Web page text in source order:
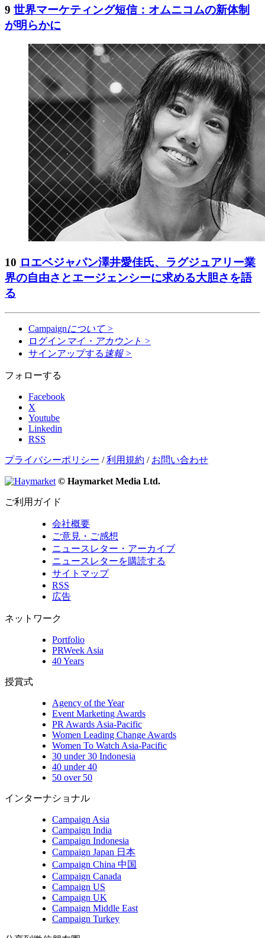
9 世界マーケティング短信：オムニコムの新体制
が明らかに
10 ロエベジャパン澤井愛佳氏、ラグジュアリー業
界の自由さとエージェンシーに求める大胆さを語
る
Campaignについて >
ログイン マイ・アカウント >
サインアップする 速報 >
フォローする
Facebook
X
Youtube
Linkedin
RSS
プライバシーポリシー /利用規約 / お問い合わせ
© Haymarket Media Ltd.
ご利用ガイド
会社概要
ご意見・ご感想
ニュースレター・アーカイブ
ニュースレターを購読する
サイトマップ
RSS
広告
ネットワーク
Portfolio
PRWeek Asia
40 Years
授賞式
Agency of the Year
Event Marketing Awards
PR Awards Asia-Pacific
Women Leading Change Awards
Women To Watch Asia-Pacific
30 under 30 Indonesia
40 under 40
50 over 50
インターナショナル
Campaign Asia
Campaign India
Campaign Indonesia
Campaign Japan 日本
Campaign China 中国
Campaign Canada
Campaign US
Campaign UK
Campaign Middle East
Campaign Turkey